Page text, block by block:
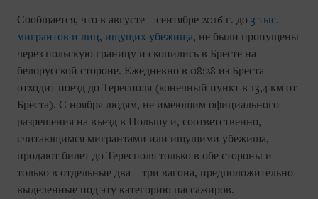
Сообщается, что в августе – сентябре 2016 г. до 3 тыс.
мигрантов и лиц, ищущих убежища, не были пропущены
через польскую границу и скопились в Бресте на
белорусской стороне. Ежедневно в 08:28 из Бреста
отходит поезд до Тересполя (конечный пункт в 13,4 км от
Бреста). С ноября людям, не имеющим официального
разрешения на въезд в Польшу и, соответственно,
считающимся мигрантами или ищущими убежища,
продают билет до Тересполя только в обе стороны и
только в отдельные два – три вагона, предположительно
выделенные под эту категорию пассажиров.